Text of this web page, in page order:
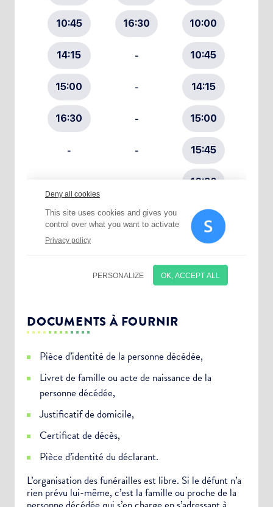
DOCUMENTS À FOURNIR
Pièce d’identité de la personne décédée,
Livret de famille ou acte de naissance de la
personne décédée,
Justificatif de domicile,
Certificat de décès,
Pièce d’identité du déclarant.
L’organisation des funérailles est libre. Si le défunt n’a
rien prévu lui-même, c’est la famille ou proche de la